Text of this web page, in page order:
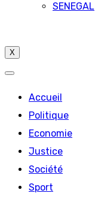
SENEGAL
X
Accueil
Politique
Economie
Justice
Société
Sport